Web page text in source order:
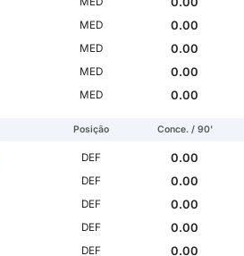
MED
0.00
MED
0.00
MED
0.00
MED 0.00
Posição Conce. / 90'
DEF
0.00
DEF
0.00
DEF
0.00
DEF
0.00
DEF
0.00